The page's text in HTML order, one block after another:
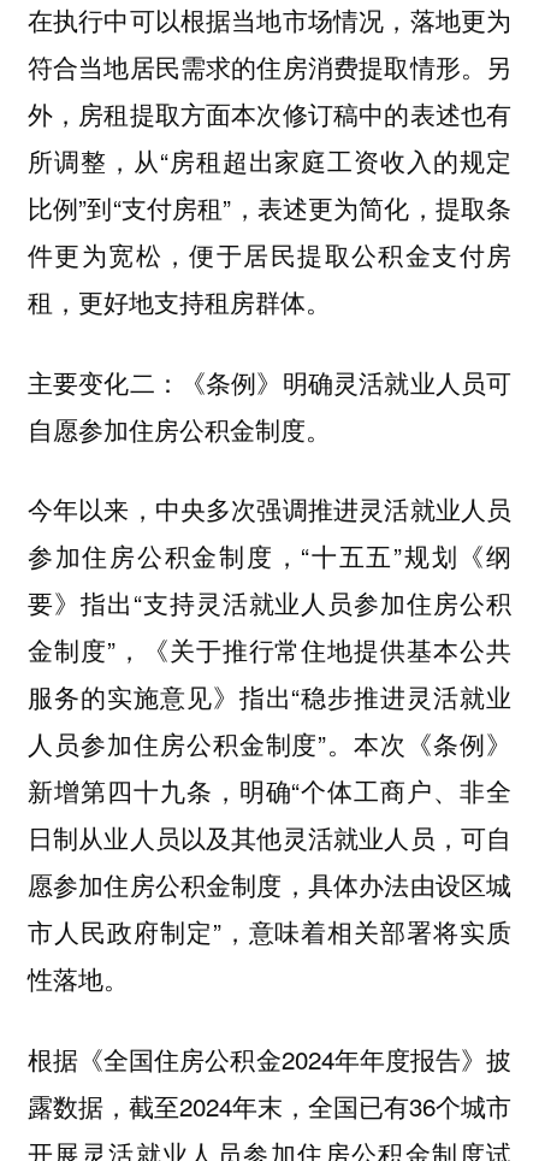
在执行中可以根据当地市场情况，落地更为
符合当地居民需求的住房消费提取情形。另
外，房租提取方面本次修订稿中的表述也有
所调整，从“房租超出家庭工资收入的规定
比例”到“支付房租”，表述更为简化，提取条
件更为宽松，便于居民提取公积金支付房
租，更好地支持租房群体。
主要变化二：《条例》明确灵活就业人员可
自愿参加住房公积金制度。
今年以来，中央多次强调推进灵活就业人员
参加住房公积金制度，“十五五”规划《纲
要》指出“支持灵活就业人员参加住房公积
金制度”，《关于推行常住地提供基本公共
服务的实施意见》指出“稳步推进灵活就业
人员参加住房公积金制度”。本次《条例》
新增第四十九条，明确“个体工商户、非全
日制从业人员以及其他灵活就业人员，可自
愿参加住房公积金制度 ，具体办法由设区城
市人民政府制定”，意味着相关部署将实质
性落地。
根据《全国住房公积金2024年年度报告》披
露数据，截至2024年末，全国已有36个城市
开展灵活就业人员参加住房公积金制度试